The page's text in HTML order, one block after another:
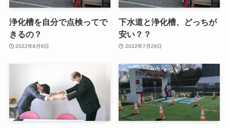
浄化槽を自分で点検ってで
きるの？
2022年8月6日
下水道と浄化槽、どっちが
安い？？
2022年7月29日